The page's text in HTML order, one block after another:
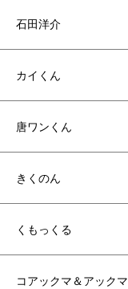
石田洋介
カイくん
唐ワンくん
きくのん
くもっくる
コアックマ＆アックマ